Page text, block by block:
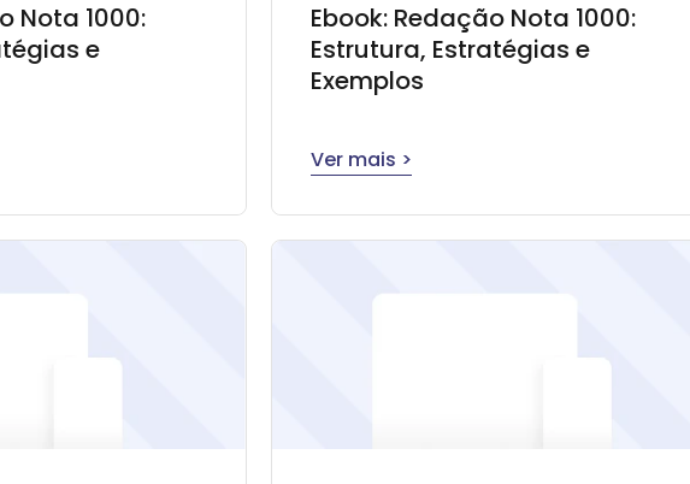
Nota 1000:
e
Ebook: Redação Nota 1000:
Estrutura, Estratégias e
Exemplos
Ver mais >